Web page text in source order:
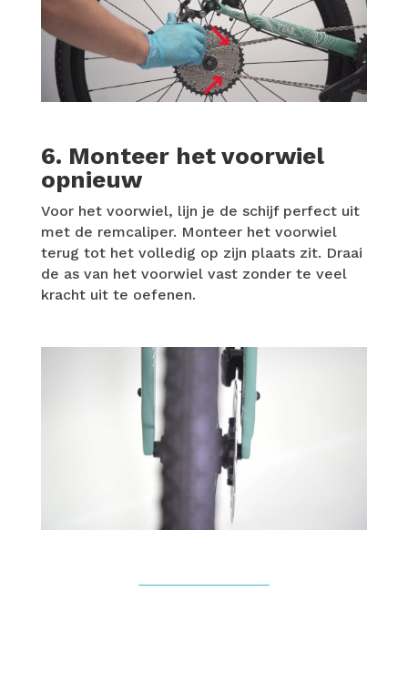
6. Monteer het voorwiel
opnieuw
Voor het voorwiel, lijn je de schijf perfect uit
met de remcaliper. Monteer het voorwiel
terug tot het volledig op zijn plaats zit. Draai
de as van het voorwiel vast zonder te veel
kracht uit te oefenen.